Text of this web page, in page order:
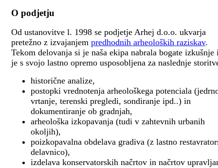
O podjetju
Od ustanovitve l. 1998 se podjetje Arhej d.o.o. ukvarja
pretežno z izvajanjem predhodnih arheoloških raziskav.
Tekom delovanja si je naša ekipa nabrala bogate izkušnje
je s svojo lastno opremo usposobljena za naslednje
historične analize,
postopki vrednotenja arheološkega potenciala
vrtanje, terenski pregledi, sondiranje ipd..) in
dokumentiranje ob gradnjah,
arheološka izkopavanja (tudi v zahtevnih urbanih
okoljih),
poizkopavalna obdelava gradiva (z lastno
delavnico),
izdelava konservatorskih načrtov in načrtov